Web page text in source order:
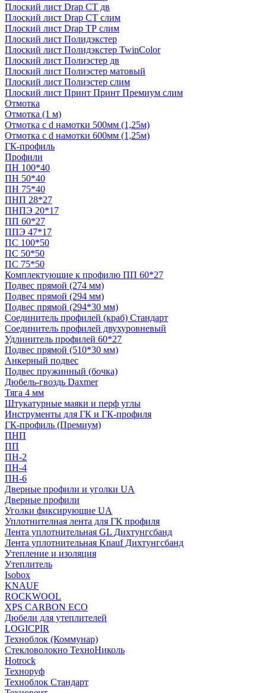
Плоский лист Drap СТ дв
Плоский лист Drap СТ слим
Плоский лист Drap ТР слим
Плоский лист Полидэкстер
Плоский лист Полидэкстер TwinColor
Плоский лист Полиэстер дв
Плоский лист Полиэстер матовый
Плоский лист Полиэстер слим
Плоский лист Принт Принт Премиум слим
Отмотка
Отмотка (1 м)
Отмотка с d намотки 500мм (1,25м)
Отмотка с d намотки 600мм (1,25м)
ГК-профиль
Профили
ПН 100*40
ПН 50*40
ПН 75*40
ПНП 28*27
ПНПЭ 20*17
ПП 60*27
ППЭ 47*17
ПС 100*50
ПС 50*50
ПС 75*50
Комплектующие к профилю ПП 60*27
Подвес прямой (274 мм)
Подвес прямой (294 мм)
Подвес прямой (294*30 мм)
Соединитель профилей (краб) Стандарт
Соединитель профилей двухуровневый
Удлинитель профилей 60*27
Подвес прямой (510*30 мм)
Анкерный подвес
Подвес пружинный (бочка)
Дюбель-гвоздь Daxmer
Тяга 4 мм
Штукатурные маяки и перф углы
Инструменты для ГК и ГК-профиля
ГК-профиль (Премиум)
ПНП
ПП
ПН-2
ПН-4
ПН-6
Дверные профили и уголки UA
Дверные профили
Уголки фиксирующие UA
Уплотнителная лента для ГК профиля
Лента уплотнительная GL Дихтунгсбанд
Лента уплотнительная Knauf Дихтунгсбанд
Утепление и изоляция
Утеплитель
Isobox
KNAUF
ROCKWOOL
XPS CARBON ECO
Дюбели для утеплителей
LOGICPIR
Техноблок (Коммунар)
Стекловолокно ТехноНиколь
Hotrock
Технoруф
Техноблок Стандарт